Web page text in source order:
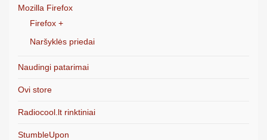
Mozilla Firefox
Firefox +
Naršyklės priedai
Naudingi patarimai
Ovi store
Radiocool.lt rinktiniai
StumbleUpon